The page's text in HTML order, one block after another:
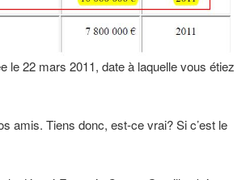
22 mars 2011, date à laquelle vous étiez
amis. Tiens donc, est-ce vrai? Si c’est le